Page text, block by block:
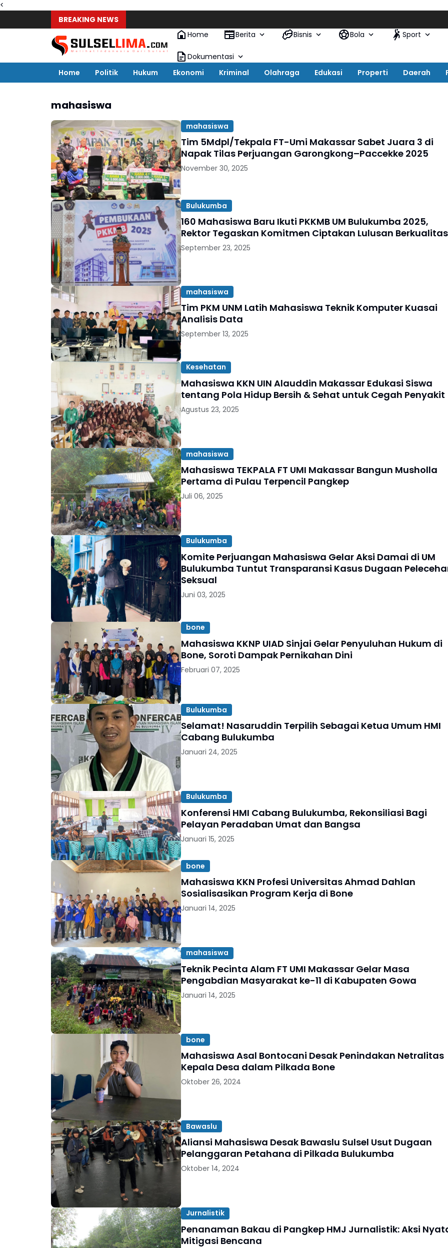
<
BREAKING NEWS
Home
Berita Bisnis Bola Sport
Dokumentasi
Home
Politik Hukum Ekonomi Kriminal Olahraga Edukasi Properti Daerah
mahasiswa
mahasiswa
Tim 5Mdpl/Tekpala FT-Umi Makassar Sabet Juara 3 di
Napak Tilas Perjuangan Garongkong–Paccekke 2025
November 30, 2025
Bulukumba
160 Mahasiswa Baru Ikuti PKKMB UM Bulukumba 2025,
Rektor Tegaskan Komitmen Ciptakan Lulusan Berkualitas
September 23, 2025
mahasiswa
Tim PKM UNM Latih Mahasiswa Teknik Komputer Kuasai
Analisis Data
September 13, 2025
Kesehatan
Mahasiswa KKN UIN Alauddin Makassar Edukasi Siswa
tentang Pola Hidup Bersih & Sehat untuk Cegah Penyakit
Agustus 23, 2025
mahasiswa
Mahasiswa TEKPALA FT UMI Makassar Bangun Musholla
Pertama di Pulau Terpencil Pangkep
Juli 06, 2025
Bulukumba
Komite Perjuangan Mahasiswa Gelar Aksi Damai di UM
Bulukumba Tuntut Transparansi Kasus Dugaan
Seksual
Juni 03, 2025
bone
Mahasiswa KKNP UIAD Sinjai Gelar Penyuluhan Hukum di
Bone, Soroti Dampak Pernikahan Dini
Februari 07, 2025
Bulukumba
Selamat! Nasaruddin Terpilih Sebagai Ketua Umum HMI
Cabang Bulukumba
Januari 24, 2025
Bulukumba
Konferensi HMI Cabang Bulukumba, Rekonsiliasi Bagi
Pelayan Peradaban Umat dan Bangsa
Januari 15, 2025
bone
Mahasiswa KKN Profesi Universitas Ahmad Dahlan
Sosialisasikan Program Kerja di Bone
Januari 14, 2025
mahasiswa
Teknik Pecinta Alam FT UMI Makassar Gelar Masa
Pengabdian Masyarakat ke-11 di Kabupaten Gowa
Januari 14, 2025
bone
Mahasiswa Asal Bontocani Desak Penindakan Netralitas
Kepala Desa dalam Pilkada Bone
Oktober 26, 2024
Bawaslu
Aliansi Mahasiswa Desak Bawaslu Sulsel Usut Dugaan
Pelanggaran Petahana di Pilkada Bulukumba
Oktober 14, 2024
Jurnalistik
Penanaman Bakau di Pangkep HMJ Jurnalistik: Aksi
Mitigasi Bencana